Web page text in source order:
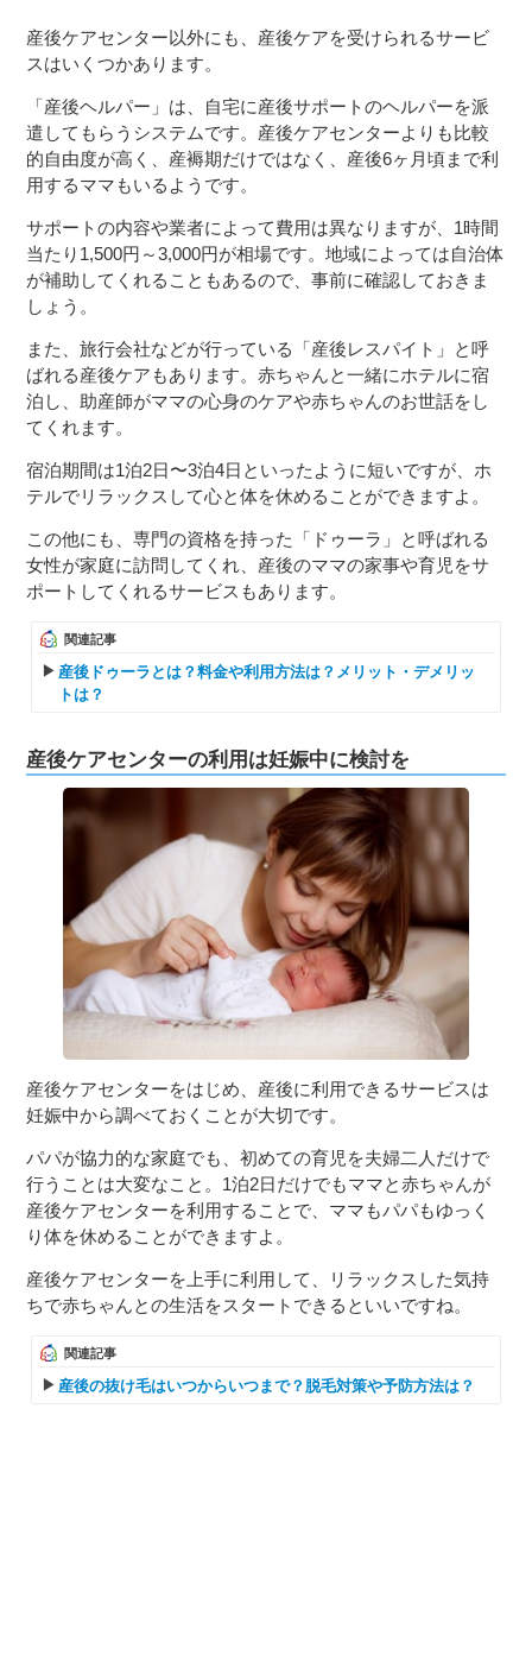
産後ケアセンター以外にも、産後ケアを受けられるサービ
スはいくつかあります。
「産後ヘルパー」は、自宅に産後サポートのヘルパーを派
遣してもらうシステムです。産後ケアセンターよりも比較
的自由度が高く、産褥期だけではなく、産後6ヶ月頃まで利
用するママもいるようです。
サポートの内容や業者によって費用は異なりますが、1時間
当たり1,500円～3,000円が相場です。地域によっては自治体
が補助してくれることもあるので、事前に確認しておきま
しょう。
また、旅行会社などが行っている「産後レスパイト」と呼
ばれる産後ケアもあります。赤ちゃんと一緒にホテルに宿
泊し、助産師がママの心身のケアや赤ちゃんのお世話をし
てくれます。
宿泊期間は1泊2日〜3泊4日といったように短いですが、ホ
テルでリラックスして心と体を休めることができますよ。
この他にも、専門の資格を持った「ドゥーラ」と呼ばれる
女性が家庭に訪問してくれ、産後のママの家事や育児をサ
ポートしてくれるサービスもあります。
関連記事
産後ドゥーラとは？料金や利用方法は？メリット・デメリッ
トは？
産後ケアセンターの利用は妊娠中に検討を
産後ケアセンターをはじめ、産後に利用できるサービスは
妊娠中から調べておくことが大切です。
パパが協力的な家庭でも、初めての育児を夫婦二人だけで
行うことは大変なこと。1泊2日だけでもママと赤ちゃんが
産後ケアセンターを利用することで、ママもパパもゆっく
り体を休めることができますよ。
産後ケアセンターを上手に利用して、リラックスした気持
ちで赤ちゃんとの生活をスタートできるといいですね。
関連記事
産後の抜け毛はいつからいつまで？脱毛対策や予防方法は？